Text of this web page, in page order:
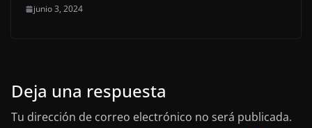
junio 3, 2024
Deja una respuesta
Tu dirección de correo electrónico no será publicada.